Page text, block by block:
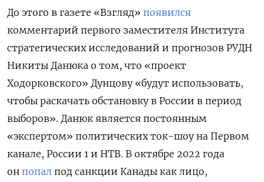
До этого в газете «Взгляд» появился
комментарий первого заместителя Института
стратегических исследований и прогнозов РУДН
Никиты Данюка о том, что «проект
Ходорковского» Дунцову «будут использовать,
чтобы раскачать обстановку в России в период
выборов». Данюк является постоянным
«экспертом» политических ток-шоу на Первом
канале, России 1 и НТВ. В октябре 2022 года
он попал под санкции Канады как лицо,